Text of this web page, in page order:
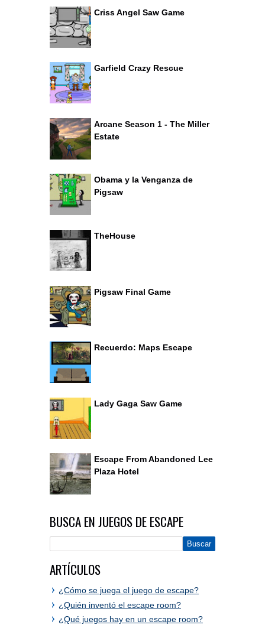
Criss Angel Saw Game
Garfield Crazy Rescue
Arcane Season 1 - The Miller
Estate
Obama y la Venganza de
Pigsaw
TheHouse
Pigsaw Final Game
Recuerdo: Maps Escape
Lady Gaga Saw Game
Escape From Abandoned Lee
Plaza Hotel
BUSCA EN JUEGOS DE ESCAPE
ARTÍCULOS
¿Cómo se juega el juego de escape?
¿Quién inventó el escape room?
¿Qué juegos hay en un escape room?